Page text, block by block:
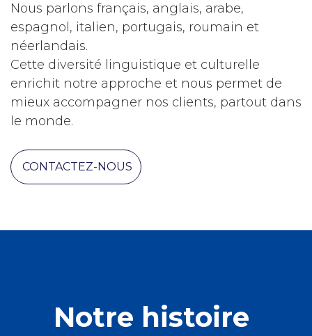
Nous parlons français, anglais, arabe,
espagnol, italien, portugais, roumain et
néerlandais.
Cette diversité linguistique et culturelle
enrichit notre approche et nous permet de
mieux accompagner nos clients, partout dans
le monde.
CONTACTEZ-NOUS
Notre histoire